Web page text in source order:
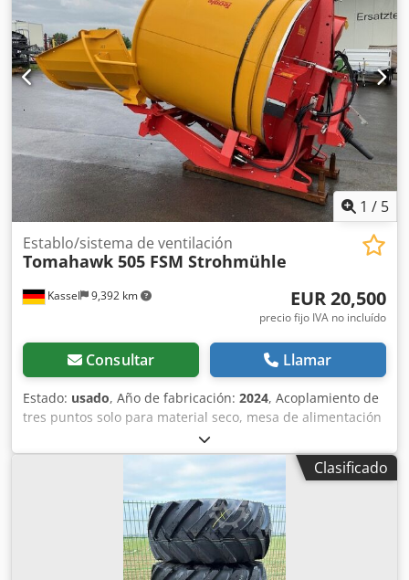
1 / 5
Kassel 9,392 km
Establo/sistema de ventilación
Tomahawk 505 FSM Strohmühle
EUR 20,500
precio fijo IVA no incluído
Consultar Llamar
Estado: usado, Año de fabricación: 2024, Acoplamiento de
tres puntos solo para material seco, mesa de alimentación
hidráulica abatible para balas redondas y cuadradas.
Molino y mesa de alimentación atornillados de forma fija
sobre una estructura base robusta. Se requieren 2
conexiones hidráulicas de doble efecto. Eyectora tipo jirafa
orientada a la izquierda en la dirección de marcha.
Chjdpfxjtrdztj Adyea
Clasificado